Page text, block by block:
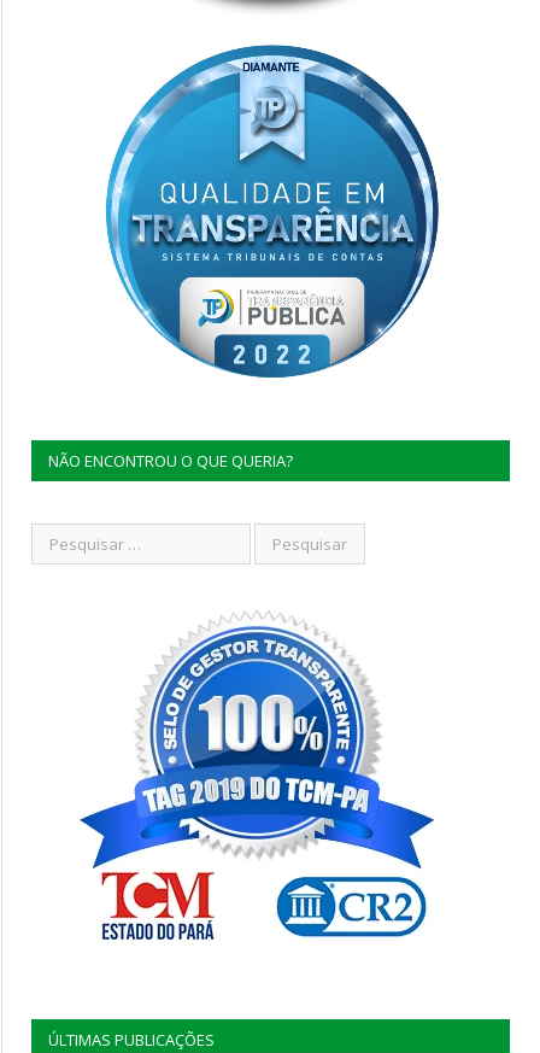
NÃO ENCONTROU O QUE QUERIA?
ÚLTIMAS PUBLICAÇÕES